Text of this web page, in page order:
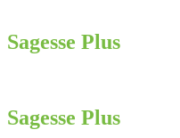
Sagesse Plus
Sagesse Plus